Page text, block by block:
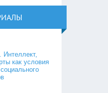
как условия